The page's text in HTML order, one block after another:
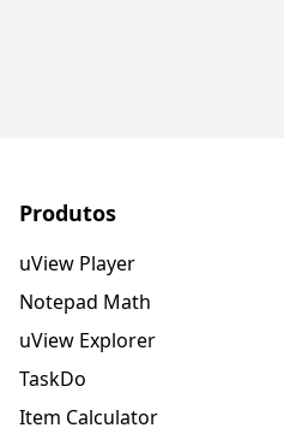
Produtos
uView Player
Notepad Math
uView Explorer
TaskDo
Item Calculator